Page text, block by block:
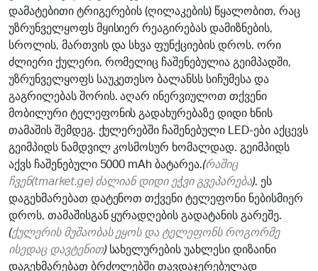
დამატებითი ტრიგერების (ღილაკების) წყალობით, რაც
უზრუნველყოფს მყისიერ რეაგირებას დამიზნების,
სროლის, მართვის და სხვა ფუნქციების დროს. ორი
ძლიერი ქულერი, რომელიც ჩაშენებულია გეიმპადში,
უზრუნველყოფს საუკეთესო ბალანსს სიჩუმესა და
გაგრილებას შორის. აღარ ინერვიულოთ თქვენი
მობილური ტელეფონის გადახურებაზე დიდი ხნის
თამაშის შემდეგ. ქულერებში ჩაშენებული LED-ები აქცევს
გეიმპიდს ნამდვილ კოსმოსურ ხომალდად. გეიმპიდს
აქვს ჩაშენებული 5000 mAh ბატარეა.(რაშიც
ჩვენ(tmarket.ge) ძალიან დიდი ეჭვი გვეპარება). ეს
დაგეხმარებათ დატენოთ თქვენი ტელეფონი ნებისმიერ
დროს, თამაშისგან ყურადღების გადატანის გარეშე.
(ქულერის მუშაობას ეყოს და ტელეფონს როგორმე
ისედაც დავტენით)სახელურების უახლესი დიზაინი
დაგეხმარებათ ბრძოლებში თავდაჯერებულად